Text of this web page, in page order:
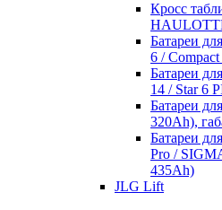
Кросc
Батареи
6 /
Батареи
14 / Star 6
Батареи
320Ah),
Батареи
Pro /
435Ah)
JLG Lift